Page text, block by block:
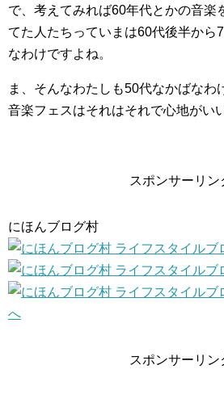
で、考えてみれば60年代とかの音楽
てた人たちっていまは60代後半から
なわけですよね。
ま、そんなわたしも50代なかばなわ
音楽フェスはそれはそれで心地がい
スポンサーリン
にほんブログ村
スポンサーリン